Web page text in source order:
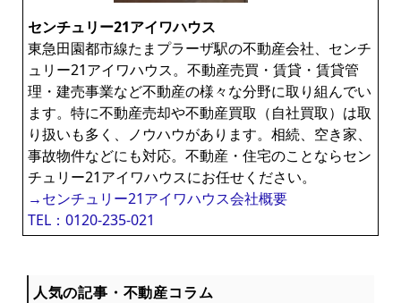
ー
センチュリー21アイワハウス
東急田園都市線たまプラーザ駅の不動産会社、センチ
ュリー21アイワハウス。不動産売買・賃貸・賃貸管
理・建売事業など不動産の様々な分野に取り組んでい
ます。特に不動産売却や不動産買取（自社買取）は取
り扱いも多く、ノウハウがあります。相続、空き家、
事故物件などにも対応。不動産・住宅のことならセン
チュリー21アイワハウスにお任せください。
→センチュリー21アイワハウス会社概要
TEL：0120-235-021
人気の記事・不動産コラム